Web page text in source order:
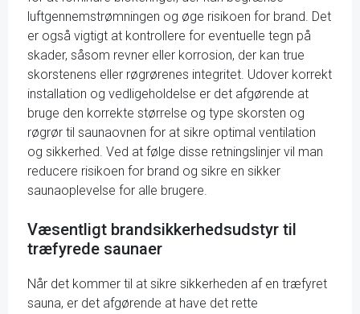
luftgennemstrømningen og øge risikoen for brand. Det
er også vigtigt at kontrollere for eventuelle tegn på
skader, såsom revner eller korrosion, der kan true
skorstenens eller røgrørenes integritet. Udover korrekt
installation og vedligeholdelse er det afgørende at
bruge den korrekte størrelse og type skorsten og
røgrør til saunaovnen for at sikre optimal ventilation
og sikkerhed. Ved at følge disse retningslinjer vil man
reducere risikoen for brand og sikre en sikker
saunaoplevelse for alle brugere.
Væsentligt brandsikkerhedsudstyr til
træfyrede saunaer
Når det kommer til at sikre sikkerheden af en træfyret
sauna, er det afgørende at have det rette